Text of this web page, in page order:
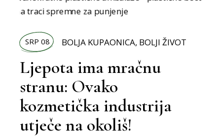
SRP 08 BOLJA KUPAONICA, BOLJI ŽIVOT
Ljepota ima mračnu
stranu: Ovako
kozmetička industrija
utječe na okoliš!